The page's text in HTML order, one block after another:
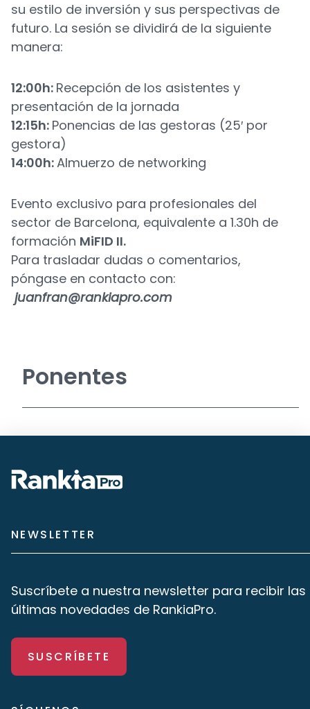
su estilo de inversión y sus perspectivas de
futuro. La sesión se dividirá de la siguiente
manera:
12:00h: Recepción de los asistentes y
presentación de la jornada
12:15h: Ponencias de las gestoras (25′ por
gestora)
14:00h:Almuerzo de networking
Evento exclusivo para profesionales del
sector de Barcelona, equivalente a 1.30h de
formación MiFID II.
Para trasladar dudas o comentarios,
póngase en contacto con:
juanfran@rankiapro.com
Ponentes
NEWSLETTER
Suscríbete a nuestra newsletter para recibir las
últimas novedades de RankiaPro.
SUSCRÍBETE